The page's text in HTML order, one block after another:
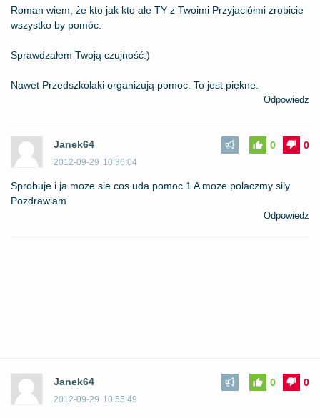
Roman wiem, że kto jak kto ale TY z Twoimi Przyjaciółmi zrobicie
wszystko by pomóc.
Sprawdzałem Twoją czujność:)
Nawet Przedszkolaki organizują pomoc. To jest piękne.
Odpowiedz
Janek64
2012-09-29 10:36:04
0
0
Sprobuje i ja moze sie cos uda pomoc 1 A moze polaczmy sily
Pozdrawiam
Odpowiedz
Janek64
2012-09-29 10:55:49
0
0